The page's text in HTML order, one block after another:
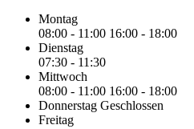
Montag
08:00 - 11:00 16:00 - 18:00
Dienstag
07:30 - 11:30
Mittwoch
08:00 - 11:00 16:00 - 18:00
Donnerstag Geschlossen
Freitag